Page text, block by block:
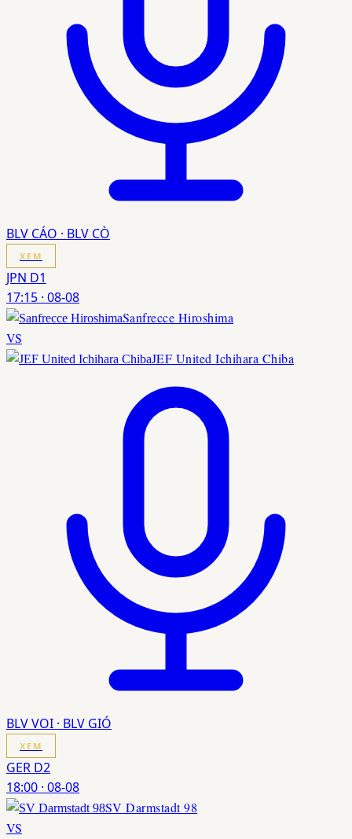
BLV CÁO · BLV CÒ
XEM
JPN D1
17:15 · 08-08
Sanfrecce Hiroshima
VS
JEF United Ichihara Chiba
BLV VOI · BLV GIÓ
XEM
GER D2
18:00 · 08-08
SV Darmstadt 98
VS